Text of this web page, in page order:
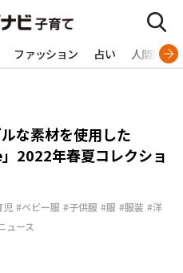
ファッション 占い 人間関係
な素材を使用した
2022年春夏コレクショ
児 #ベビー服 #子供服 #服 #服装 #洋
ュース